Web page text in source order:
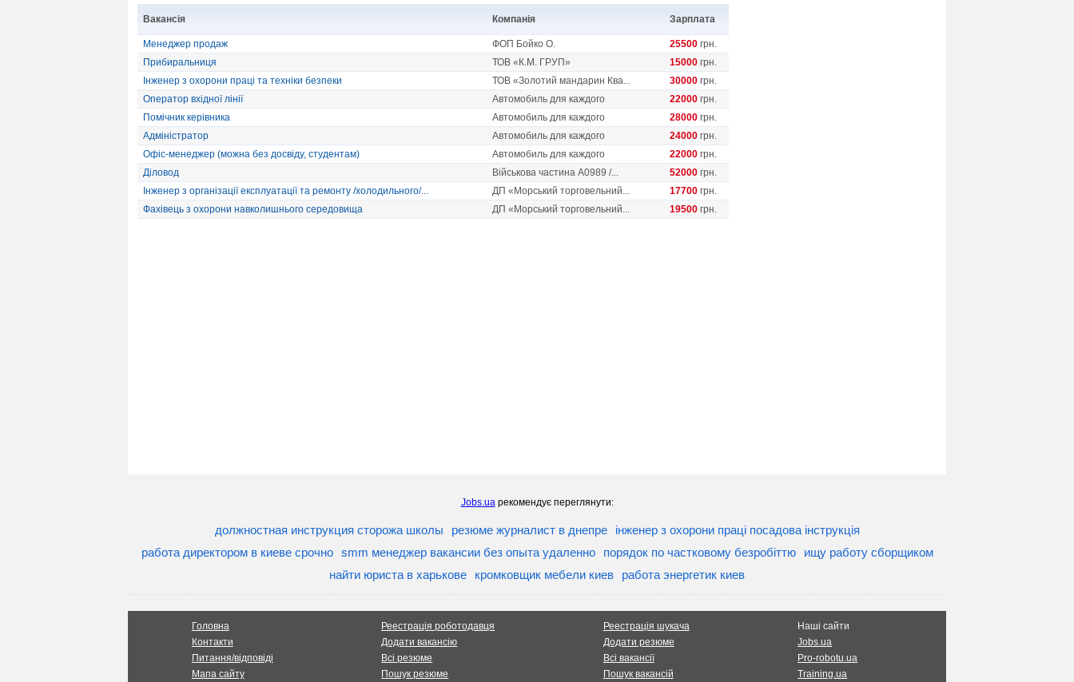
Вакансія Компанія Зарплата
Менеджер продаж ФОП Бойко О. 25500 грн.
Прибиральниця
ТОВ «К.М. ГРУП» 15000 грн.
Інженер з охорони праці та техніки безпеки
ТОВ «Золотий мандарин Ква... 30000 грн.
Оператор вхідної лінії
Автомобиль для каждого 22000 грн.
Помічник керівника
Автомобиль для каждого 28000 грн.
Адміністратор
Автомобиль для каждого 24000 грн.
Офіс-менеджер (можна без досвіду, студентам)
Автомобиль для каждого 22000 грн.
Діловод
Військова частина А0989 /... 52000 грн.
Інженер з організації експлуатації та ремонту /холодильного/...
ДП «Морський торговельний... 17700 грн.
Фахівець з охорони навколишнього середовища
ДП «Морський торговельний... 19500 грн.
Jobs.uaрекомендує переглянути:
должностная инструкция сторожа школы резюме журналист в днепре
інженер з охорони праці посадова інструкція
работа директором в киеве срочно
smm менеджер вакансии без опыта удаленно порядок по частковому безробіттю
ищу работу сборщиком
найти юриста в харькове
кромковщик мебели киев работа энергетик киев
Головна
Контакти
Питання/відповіді
Мапа сайту
Реестрація роботодавця
Додати вакансію
Всі резюме
Пошук резюме
Реестрація шукача
Додати резюме
Всі вакансії
Пошук вакансій
Наші сайти
Jobs.ua
Pro-robotu.ua
Training.ua